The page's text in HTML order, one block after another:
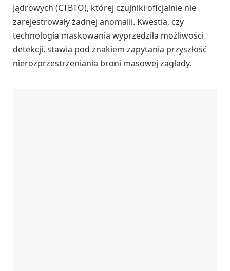
Jądrowych (CTBTO), której czujniki oficjalnie nie
zarejestrowały żadnej anomalii. Kwestia, czy
technologia maskowania wyprzedziła możliwości
detekcji, stawia pod znakiem zapytania przyszłość
nierozprzestrzeniania broni masowej zagłady.